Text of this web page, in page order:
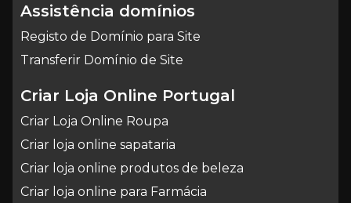
Assistência domínios
Registo de Domínio para Site
Transferir Domínio de Site
Criar Loja Online Portugal
Criar Loja Online Roupa
Criar loja online sapataria
Criar loja online produtos de beleza
Criar loja online para Farmácia